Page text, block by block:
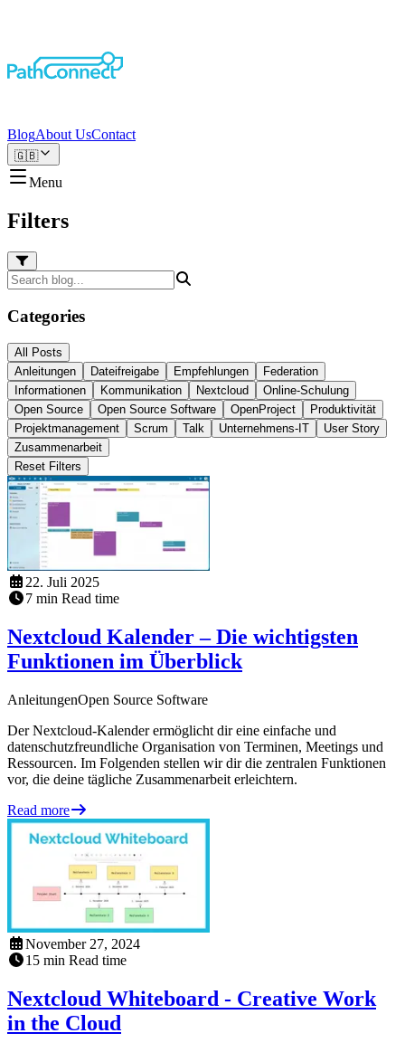
BlogAbout UsContact
🇬🇧
Menu
Filters
Categories
All Posts
Anleitungen
Dateifreigabe Empfehlungen
Federation
Informationen
Kommunikation Nextcloud
Online-Schulung
Open Source
Open Source Software OpenProject
Produktivität
Projektmanagement
Scrum Talk Unternehmens-IT
User Story
Zusammenarbeit
Reset Filters
22. Juli 2025
7 min Read time
Nextcloud Kalender – Die wichtigsten
Funktionen im Überblick
AnleitungenOpen Source Software
Der Nextcloud-Kalender ermöglicht dir eine einfache und
datenschutzfreundliche Organisation von Terminen, Meetings und
Ressourcen. Im Folgenden stellen wir dir die zentralen Funktionen
vor, die deine tägliche Zusammenarbeit erleichtern.
Read more
November 27, 2024
15 min Read time
Nextcloud Whiteboard - Creative Work
in the Cloud